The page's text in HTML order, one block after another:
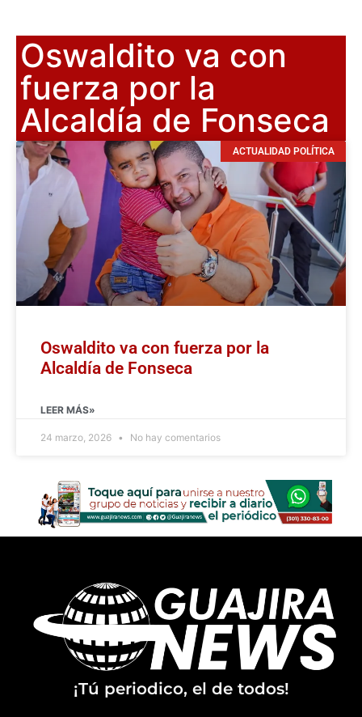
Oswaldito va con
fuerza por la
Alcaldía de Fonseca
ACTUALIDAD POLÍTICA
Oswaldito va con fuerza por la
Alcaldía de Fonseca
LEER MÁS»
24 marzo, 2026 No hay comentarios
¡Tú periodico, el de todos!